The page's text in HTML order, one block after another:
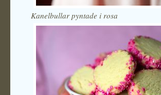
Kanelbullar pyntade i rosa